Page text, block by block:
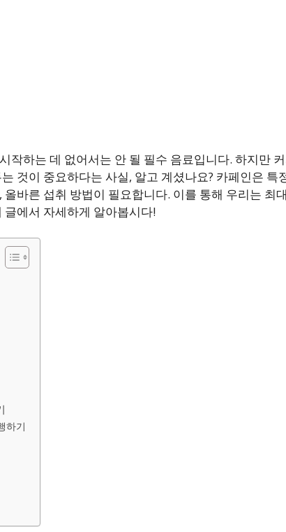
작하는 데 없어서는 안 될 필수 음료입니다. 하지만
것이 중요하다는 사실, 알고 계셨나요? 카페인은 특
바른 섭취 방법이 필요합니다. 이를 통해 우리는 최
글에서 자세하게 알아봅시다!
하기